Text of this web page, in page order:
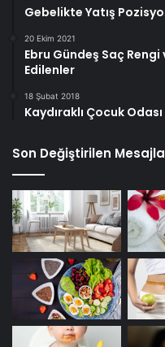
Gebelikte Yatış
20 Ekim 2021
Ebru Gündeş Saç
Edilenler
18 Şubat 2018
Kaydıraklı Çocuk Odası
Son Değiştirilen